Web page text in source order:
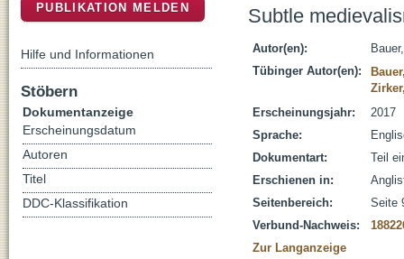
Subtle
Autor(en):
Tübinger Autor(en):
Erscheinungsjahr:
2017
Sprache:
Dokumentart:
Teil
Erschienen in:
Seitenbereich:
Seite
Verbund-Nachweis:
Zur Langanzeige
PUBLIKATION MELDEN
Hilfe und Informationen
Stöbern
Dokumentanzeige
Erscheinungsdatum
Autoren
Titel
DDC-Klassifikation